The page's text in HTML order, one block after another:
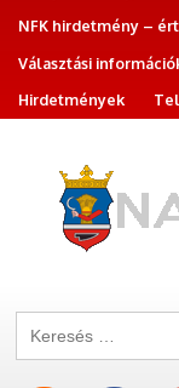
NFK hirdetmény –
Választási
Hirdetmények